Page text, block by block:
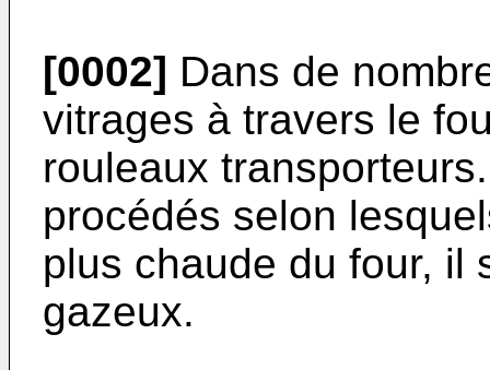
[0002] Dans de
vitrages à travers le
rouleaux
procédés selon
plus chaude du four, il
gazeux.